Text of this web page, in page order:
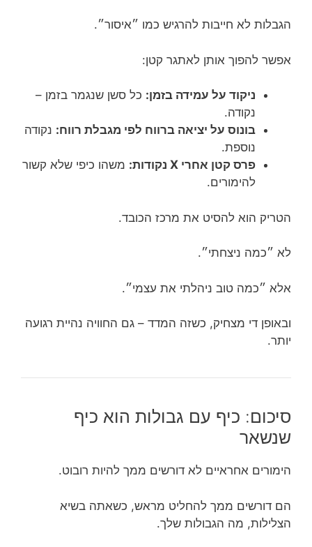
הגבלות לא חייבות להרגיש כמו ״איסור״.
אפשר להפוך אותן לאתגר קטן:
ניקוד על עמידה בזמן: כל סשן שנגמר בזמן –
נקודה.
בונוס על יציאה ברווח לפי מגבלת רווח: נקודה
נוספת.
פרס קטן אחרי X נקודות:
משהו כיפי שלא קשור
להימורים.
הטריק הוא להסיט את מרכז הכובד.
לא ״כמה ניצחתי״.
אלא ״כמה טוב ניהלתי את עצמי״.
ובאופן די מצחיק, כשזה המדד – גם החוויה נהיית רגועה
יותר.
סיכום: כיף עם גבולות הוא כיף
שנשאר
הימורים אחראיים לא דורשים ממך להיות רובוט.
הם דורשים ממך להחליט מראש, כשאתה בשיא
הצלילות, מה הגבולות שלך.